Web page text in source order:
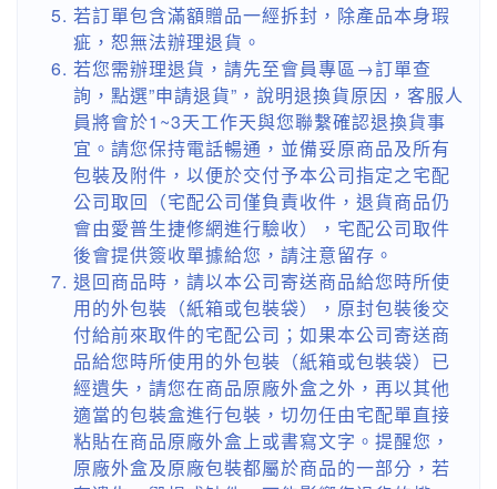
若訂單包含滿額贈品一經拆封，除產品本身瑕
疵，恕無法辦理退貨。
若您需辦理退貨，請先至會員專區→訂單查
詢，點選”申請退貨”，說明退換貨原因，客服人
員將會於1~3天工作天與您聯繫確認退換貨事
宜。請您保持電話暢通，並備妥原商品及所有
包裝及附件，以便於交付予本公司指定之宅配
公司取回（宅配公司僅負責收件，退貨商品仍
會由愛普生捷修網進行驗收），宅配公司取件
後會提供簽收單據給您，請注意留存。
退回商品時，請以本公司寄送商品給您時所使
用的外包裝（紙箱或包裝袋），原封包裝後交
付給前來取件的宅配公司；如果本公司寄送商
品給您時所使用的外包裝（紙箱或包裝袋）已
經遺失，請您在商品原廠外盒之外，再以其他
適當的包裝盒進行包裝，切勿任由宅配單直接
粘貼在商品原廠外盒上或書寫文字。提醒您，
原廠外盒及原廠包裝都屬於商品的一部分，若